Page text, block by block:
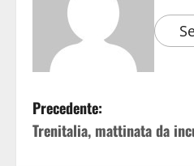
Precedente:
Trenitalia, mattinata da